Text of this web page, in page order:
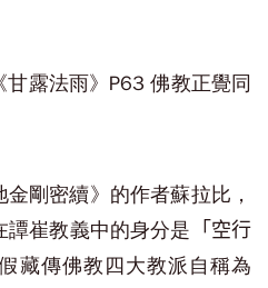
露法雨》P63 佛教正覺同
剛密續》的作者蘇拉比，
崔教義中的身分是 「空行
藏傳佛教四大教派自稱為